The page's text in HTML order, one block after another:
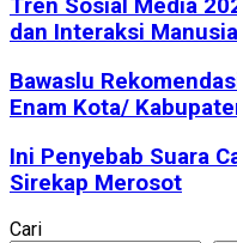
Tren Sosial Media
dan Interaksi Manusia
Bawaslu
Enam Kota/
Ini Penyebab Suara
Sirekap Merosot
Cari